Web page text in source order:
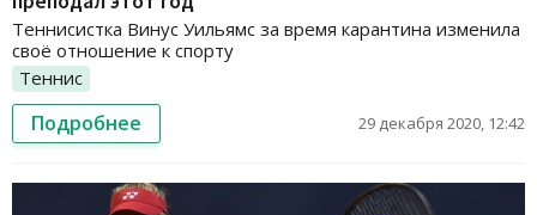
Теннисистка Винус Уильямс за время карантина изменила
своё отношение к спорту
Теннис
Подробнее 29 декабря 2020, 12:42